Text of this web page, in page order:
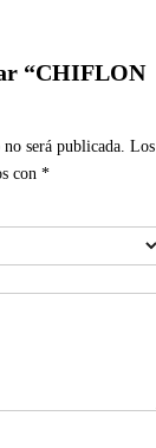
“CHIFLON
será publicada. Los
con *